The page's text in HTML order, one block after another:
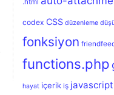
.html
codex CSS düzenleme
fonksiyon
functions.php
hayat içerik iş javascript